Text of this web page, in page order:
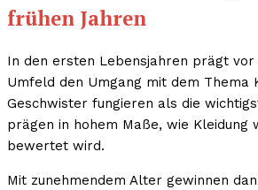
frühen Jahren
In den ersten Lebensjahren prägt
Umfeld den Umgang mit dem Thema
Geschwister fungieren als die
prägen in hohem Maße, wie Kleidung
bewertet wird.
Mit zunehmendem Alter gewinnen